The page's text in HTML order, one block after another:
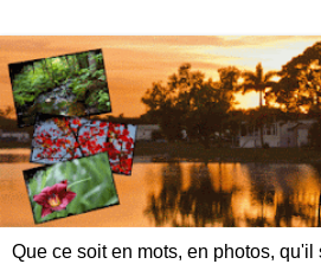
Que ce soit en mots, en photos,